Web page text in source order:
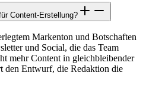
Content-Erstellung?
Markenton und Botschaften
und Social, die das Team
mehr Content in gleichbleibender
Entwurf, die Redaktion die